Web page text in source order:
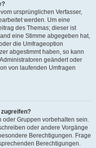
ursprünglichen Verfasser,
werden. Um eine
des Themas; dieser ist
eine Stimme abgegeben hat,
die Umfrageoption
abgestimmt haben, so kann
geändert oder
von laufenden Umfragen
oder Gruppen vorbehalten sein.
oder andere Vorgänge
Berechtigungen. Frage
Berechtigungen.